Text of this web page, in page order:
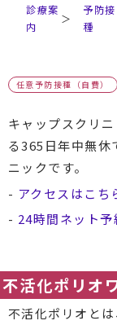
診療案
内
＞
予防接
種
任意予防接種（自費）
キャップスクリ
る365日年中無休
ニックです。
- アクセスはこち
- 24時間ネット
不活化ポリオ
不活化ポリオと